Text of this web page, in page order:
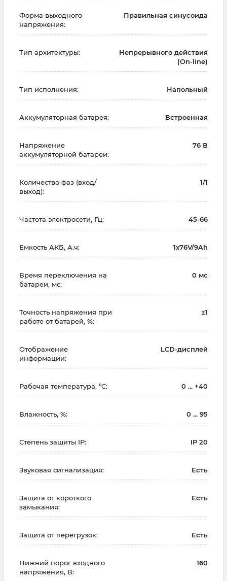
Форма выходного
напряжения:
Правильная синусоида
Тип архитектуры:
Непрерывного действия
(On-line)
Тип исполнения: Напольный
Аккумуляторная батарея: Встроенная
Напряжение
аккумуляторной батареи:
76 В
Количество фаз (вход/
выход):
1/1
Частота электросети, Гц: 45-66
Емкость АКБ, А.ч: 1x76V/9Ah
Время переключения на
батареи, мс:
0 мс
Точность напряжения при
работе от батарей, %:
±1
Отображение
информации:
LCD-дисплей
Рабочая температура, ºC: 0 ... +40
Влажность, %: 0 ... 95
Степень защиты IP: IP 20
Звуковая сигнализация: Есть
Защита от короткого
замыкания:
Есть
Защита от перегрузок: Есть
Нижний порог входного
напряжения, В:
160